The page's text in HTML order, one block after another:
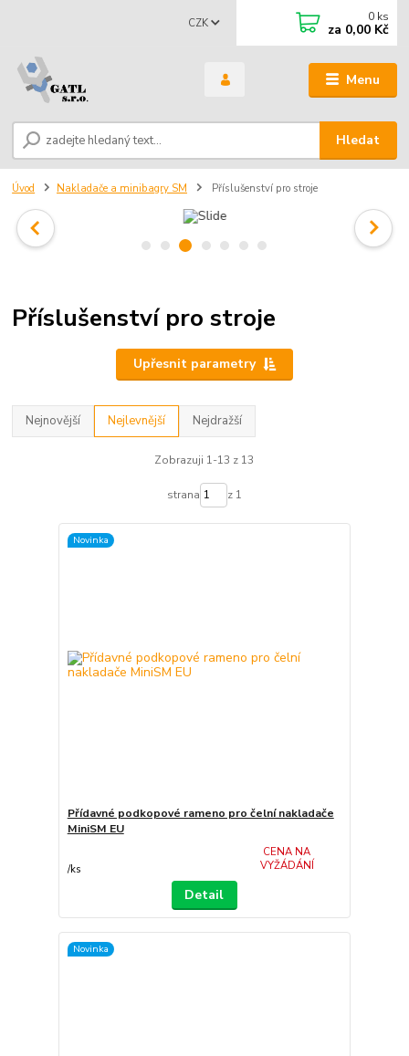
Menu
CZK
Hledat
0 ks
za 0,00 Kč
Úvod Nakladače a minibagry SM Příslušenství pro stroje
Příslušenství pro stroje
Upřesnit parametry
Nejnovější Nejlevnější Nejdražší
Zobrazuji 1-13 z 13
strana z 1
Novinka
Přídavné podkopové rameno pro čelní nakladače
MiniSM EU
/ks
CENA NA
VYŽÁDÁNÍ
Detail
Novinka